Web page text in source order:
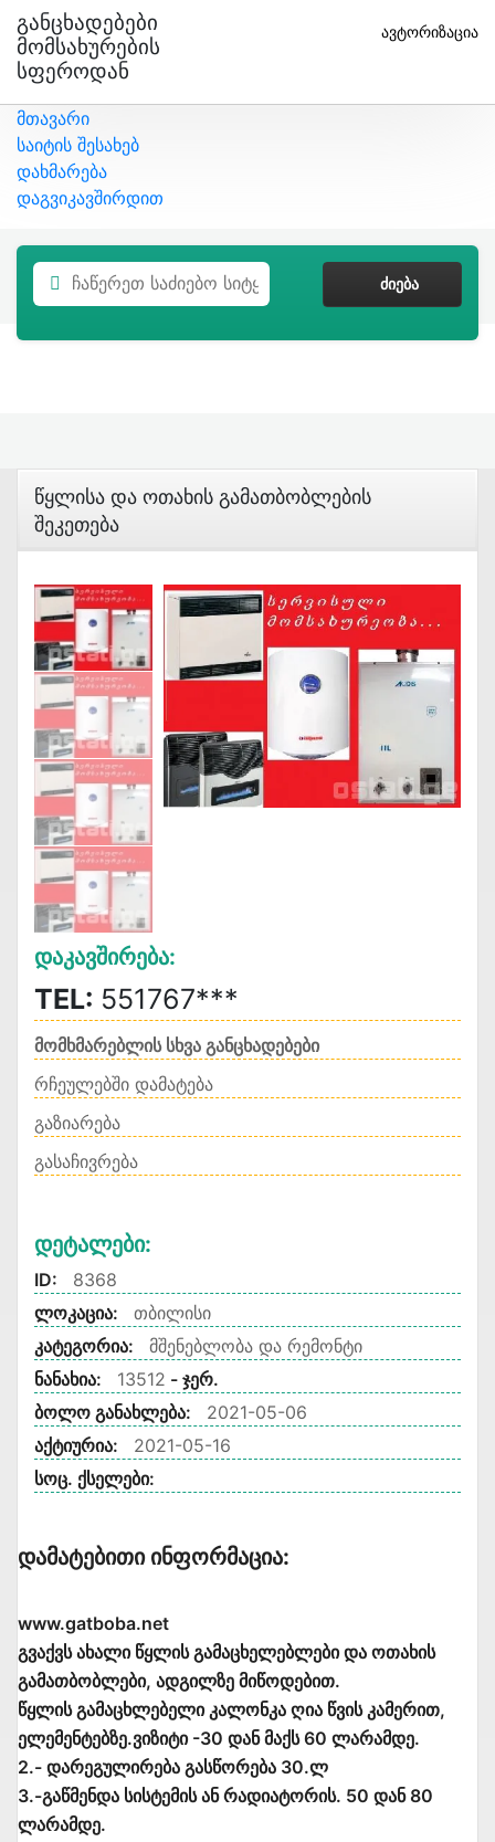
Განცხადებები
Მომსახურების
Სფეროდან
ავტორიზაცია
მთავარი
საიტის შესახებ
დახმარება
დაგვიკავშირდით
ᲫᲘᲔᲑᲐ
Წყლისა Და Ოთახის Გამათბობლების
Შეკეთება
Დაკავშირება:
TEL: 551767***
მომხმარებლის სხვა განცხადებები
რჩეულებში დამატება
გაზიარება
გასაჩივრება
Დეტალები:
ID:
8368
ლოკაცია:
თბილისი
კატეგორია:
მშენებლობა და რემონტი
ნანახია:
13512 - ჯერ.
ბოლო განახლება:
2021-05-06
აქტიურია:
2021-05-16
სოც. ქსელები:
Დამატებითი Ინფორმაცია:
www.gatboba.net
გვაქვს ახალი წყლის გამაცხელებლები და ოთახის
გამათბობლები, ადგილზე მიწოდებით.
წყლის გამაცხლებელი კალონკა ღია წვის კამერით,
ელემენტებზე.ვიზიტი -30 დან მაქს 60 ლარამდე.
2.- დარეგულირება გასწორება 30.ლ
3.-გაწმენდა სისტემის ან რადიატორის. 50 დან 80
ლარამდე.